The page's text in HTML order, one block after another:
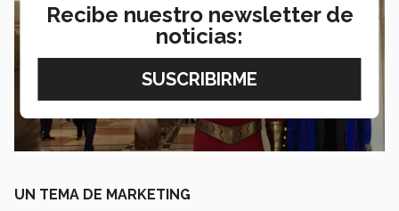
UN TEMA DE MARKETING
Recibe nuestro newsletter de
noticias: